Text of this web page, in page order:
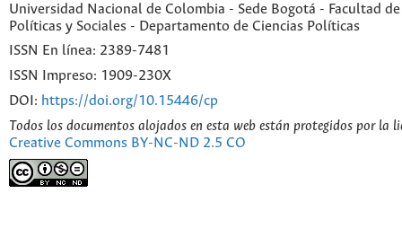
Universidad Nacional de Colombia - Sede Bogotá - Facultad
Políticas y Sociales - Departamento de Ciencias Políticas
ISSN En línea: 2389-7481
ISSN Impreso: 1909-230X
DOI: https://doi.org/10.15446/cp
Todos los documentos alojados en esta web están protegidos por la
Creative Commons BY-NC-ND 2.5 CO